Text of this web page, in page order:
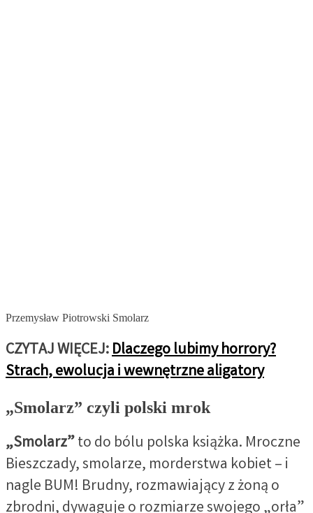
Przemysław Piotrowski Smolarz
CZYTAJ WIĘCEJ:Dlaczego lubimy horrory?
Strach, ewolucja i wewnętrzne aligatory
„Smolarz” czyli polski mrok
„Smolarz”to do bólu polska książka. Mroczne
Bieszczady, smolarze, morderstwa kobiet – i
nagle BUM! Brudny, rozmawiający z żoną o